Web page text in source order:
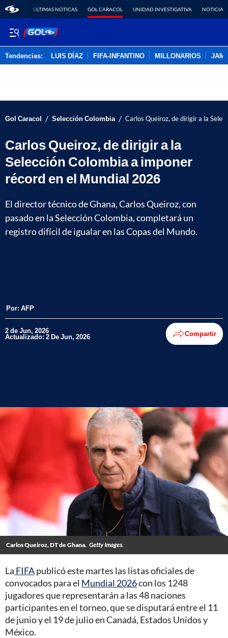
ÚLTIMAS NOTICAS GOL CARACOL UNIDAD INVESTIGATIVA NOTICIAS
Tendencias: LUIS DÍAZ FIFA-INFANTINO MILLONARIOS
Gol Caracol / Selección Colombia / Carlos Queiroz, de dirigir a la
Carlos Queiroz, de dirigir a la
Selección Colombia a imponer
récord en el Mundial 2026
El director técnico de Ghana, Carlos Queiroz, con
pasado en la Selección Colombia, completará un
registro difícil de igualar en las Copas del Mundo.
Por: AFP
2 de Jun, 2026
Actualizado: 2 De Jun, 2026 Compartir
Carlos Queiroz, DT de Ghana. Getty Images.
La FIFApublicó este martes las listas oficiales de
convocados para el Mundial 2026con los 1248
jugadores que representarán a las 48 naciones
participantes en el torneo, que se disputará entre el 11
de junio y el 19 de julio en Canadá, Estados Unidos y
México.